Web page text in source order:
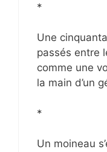
*
Une
passés entre
comme une
la main d’un
*
Un moineau